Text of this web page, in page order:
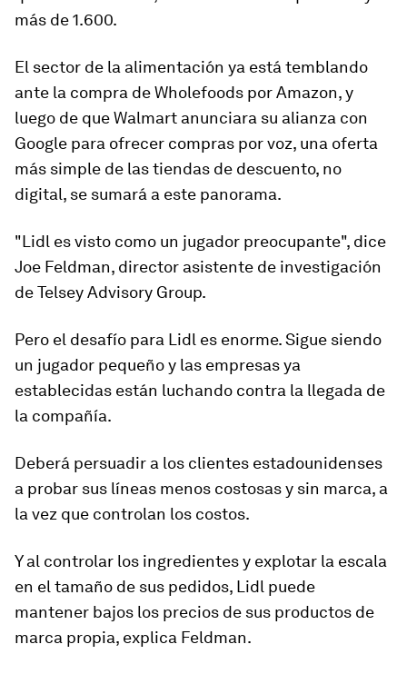
más de 1.600.
El sector de la alimentación ya está temblando
ante la compra de Wholefoods por Amazon, y
luego de que Walmart anunciara su alianza con
Google para ofrecer compras por voz, una oferta
más simple de las tiendas de descuento, no
digital, se sumará a este panorama.
"Lidl es visto como un jugador preocupante", dice
Joe Feldman, director asistente de investigación
de Telsey Advisory Group.
Pero el desafío para Lidl es enorme. Sigue siendo
un jugador pequeño y las empresas ya
establecidas están luchando contra la llegada de
la compañía.
Deberá persuadir a los clientes estadounidenses
a probar sus líneas menos costosas y sin marca, a
la vez que controlan los costos.
Y al controlar los ingredientes y explotar la escala
en el tamaño de sus pedidos, Lidl puede
mantener bajos los precios de sus productos de
marca propia, explica Feldman.